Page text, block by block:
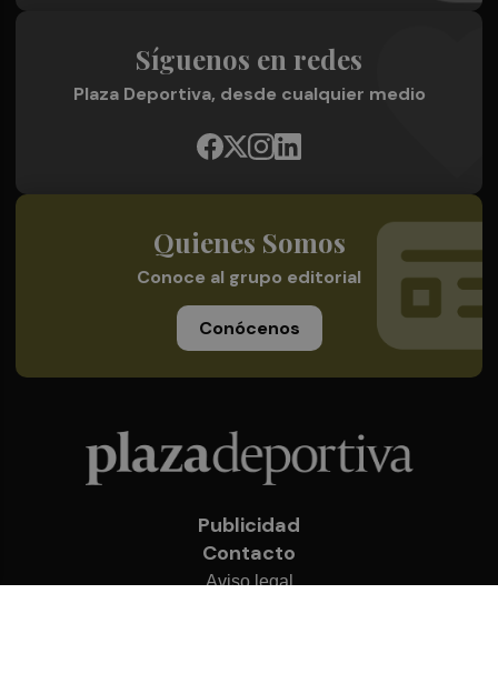
Síguenos en redes
Plaza Deportiva, desde cualquier medio
Quienes Somos
Conoce al grupo editorial
Conócenos
Publicidad
Contacto
Aviso legal